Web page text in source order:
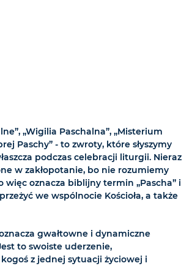
„Wigilia Paschalna”, „Misterium
Paschy” - to zwroty, które słyszymy
podczas celebracji liturgii. Nieraz
w zakłopotanie, bo nie rozumiemy
więc oznacza biblijny termin „Pascha” i
we wspólnocie Kościoła, a także
oznacza gwałtowne i dynamiczne
to swoiste uderzenie,
z jednej sytuacji życiowej i